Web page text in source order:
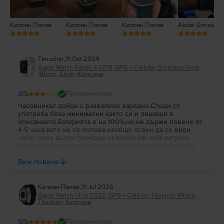
Калоян Попов Калоян Попов Калоян Попов Abdel González
Timuchin,31 Oct 2024
Apple Watch Series 4 2018, GPS + Cellular, Stainless Steel
40mm, Silver, Като нов
3/5 Проверен отзив
Часовникът дойде с развалено зарядно.Следи от
употреба бяха минимални както си и пишеше в
описанието.Батерията е на 100%,но не държи повече от
4-5 часа като не се ползва изобщо освен да се види
часът през дълги периоди от време.Не съм сигурен
доставянето или по часовникът
Виж повече
Калоян Попов,31 Jul 2026
Apple Watch Ultra 2022, GPS + Cellular, Titanium 49mm,
Titanium, Като нов
5/5 Проверен отзив